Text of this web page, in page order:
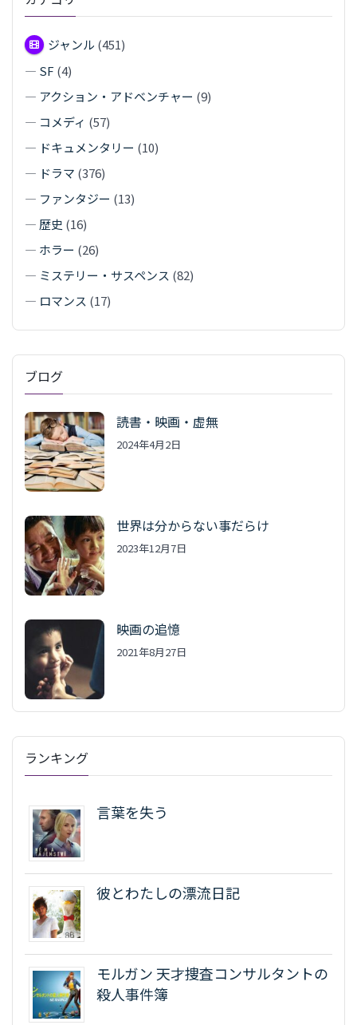
ジャンル (451)
— SF (4)
— アクション・アドベンチャー (9)
— コメディ (57)
— ドキュメンタリー (10)
— ドラマ (376)
— ファンタジー (13)
— 歴史 (16)
— ホラー (26)
— ミステリー・サスペンス (82)
— ロマンス (17)
ブログ
読書・映画・虚無
2024年4月2日
世界は分からない事だらけ
2023年12月7日
映画の追憶
2021年8月27日
ランキング
言葉を失う
彼とわたしの漂流日記
モルガン 天才捜査コンサルタントの
殺人事件簿